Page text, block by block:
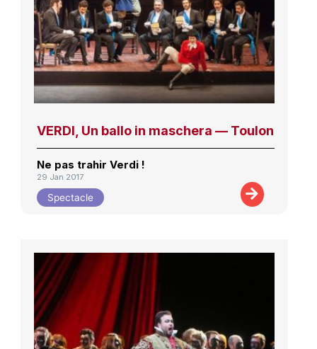
VERDI, Un ballo in maschera — Toulon
Ne pas trahir Verdi !
29 Jan 2017
Spectacle